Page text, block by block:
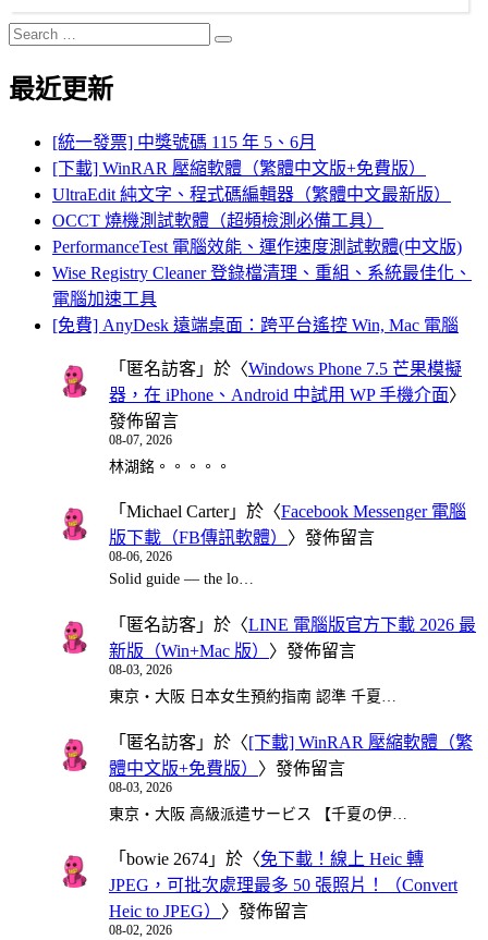
Search
for:
Search
最近更新
[統一發票] 中獎號碼 115 年 5、6月
[下載] WinRAR 壓縮軟體（繁體中文版+免費版）
UltraEdit 純文字、程式碼編輯器（繁體中文最新版）
OCCT 燒機測試軟體（超頻檢測必備工具）
PerformanceTest 電腦效能、運作速度測試軟體(中文版)
Wise Registry Cleaner 登錄檔清理、重組、系統最佳化、
電腦加速工具
[免費] AnyDesk 遠端桌面：跨平台遙控 Win, Mac 電腦
「 匿名訪客 」於〈Windows Phone 7.5 芒果模擬
器，在 iPhone、Android 中試用 WP 手機介面〉
發佈留言
08-07, 2026
林湖銘。。。。。
「 Michael Carter」於〈Facebook Messenger 電腦
版下載（FB傳訊軟體） 〉發佈留言
08-06, 2026
Solid guide — the lo…
「 匿名訪客 」於〈LINE 電腦版官方下載 2026 最
新版（Win+Mac 版） 〉發佈留言
08-03, 2026
東京・大阪 日本女生預約指南 認準 千夏…
「 匿名訪客 」於〈[下載] WinRAR 壓縮軟體（繁
體中文版+免費版） 〉發佈留言
08-03, 2026
東京・大阪 高級派遣サービス 【千夏の伊…
「 bowie 2674 」於〈免下載！線上 Heic 轉
JPEG，可批次處理最多 50 張照片！（Convert
Heic to JPEG） 〉發佈留言
08-02, 2026